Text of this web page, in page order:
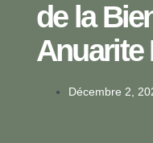
de la
Anuarite
Décembre 2,